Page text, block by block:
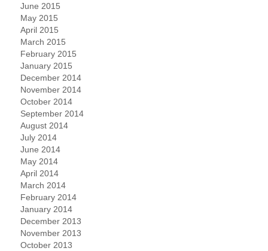
June 2015
May 2015
April 2015
March 2015
February 2015
January 2015
December 2014
November 2014
October 2014
September 2014
August 2014
July 2014
June 2014
May 2014
April 2014
March 2014
February 2014
January 2014
December 2013
November 2013
October 2013